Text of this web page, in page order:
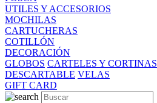
UTILES Y ACCESORIOS
MOCHILAS
CARTUCHERAS
COTILLÓN
DECORACIÓN
GLOBOS CARTELES Y CORTINAS
DESCARTABLE VELAS
GIFT CARD